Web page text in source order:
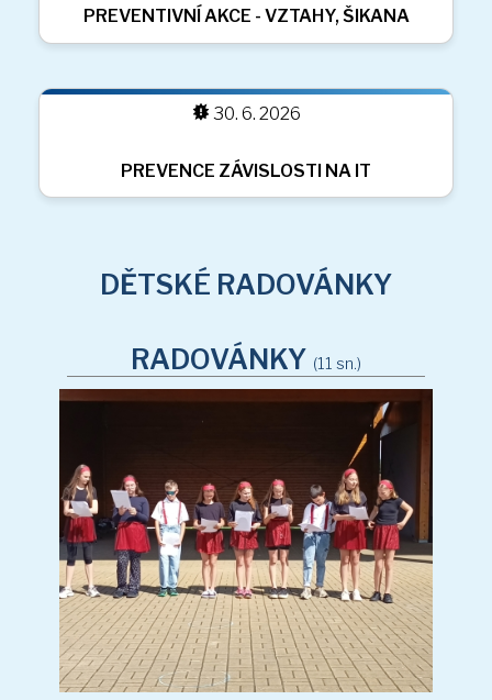
ZÁBAVNÉ DOPOLEDNE V ZŠ JABLUNKOV
PREVENTIVNÍ AKCE - VZTAHY, ŠIKANA
30. 6. 2026
DĚTSKÉ RADOVÁNKY
RADOVÁNKY(11 sn.)